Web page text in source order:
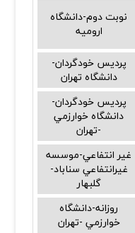
نوبت دوم-دانشگاه
اروميه
پرديس خودگردان-
دانشگاه تهران
پرديس خودگردان-
دانشگاه خوارزمي
-تهران
غير انتفاعي-موسسه
غيرانتفاعي سناباد-
گلبهار
روزانه-دانشگاه
خوارزمي -تهران